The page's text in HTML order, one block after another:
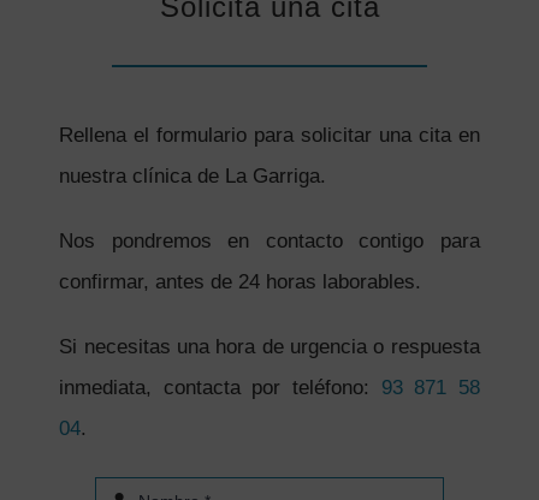
Rellena el formulario para solicitar una cita en
nuestra clínica de La Garriga.
Nos pondremos en contacto contigo para
confirmar, antes de 24 horas laborables.
Si necesitas una hora de urgencia o respuesta
inmediata, contacta por teléfono: 93 871 58
04.